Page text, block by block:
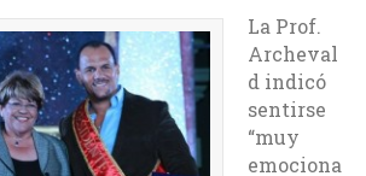
La Prof.
Archeval
d indicó
sentirse
“muy
emociona